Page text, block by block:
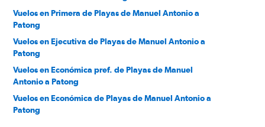
Vuelos en Primera de Playas de Manuel Antonio a
Patong
Vuelos en Ejecutiva de Playas de Manuel Antonio a
Patong
Vuelos en Económica pref. de Playas de Manuel
Antonio a Patong
Vuelos en Económica de Playas de Manuel Antonio a
Patong